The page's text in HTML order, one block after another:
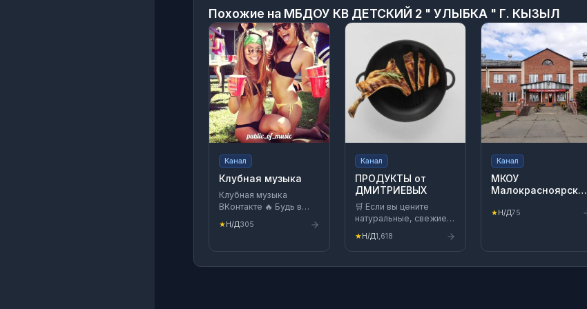
Похожие на МБДОУ КВ ДЕТСКИЙ 2 " УЛЫБКА " Г. КЫЗЫЛ
Канал
Клубная музыка
Клубная музыка
ВКонтакте 🔥 Будь в
теме!✌🏻Включи
отличное настроение
★Н/Д305
Канал
ПРОДУКТЫ от
ДМИТРИЕВЫХ
🛒 Если вы цените
натуральные, свежие и
вкусные продукты —
добро пожаловать! Мы
выбираем только
лучшее для своей
★Н/Д1,618
Канал
МКОУ
Малокрасноярская
★Н/Д75